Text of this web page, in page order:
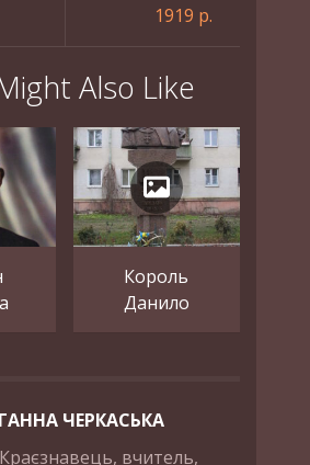
1919 р.
Also Like
Король
Данило
ГАННА ЧЕРКАСЬКА
Краєзнавець, вчитель,